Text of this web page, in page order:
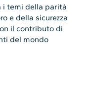
i temi della parità
e della sicurezza
il contributo di
del mondo